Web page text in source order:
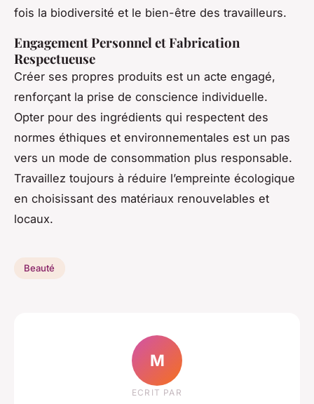
fois la biodiversité et le bien-être des travailleurs.
Engagement Personnel et Fabrication
Respectueuse
Créer ses propres produits est un acte engagé,
renforçant la prise de conscience individuelle.
Opter pour des ingrédients qui respectent des
normes éthiques et environnementales est un pas
vers un mode de consommation plus responsable.
Travaillez toujours à réduire l’empreinte écologique
en choisissant des matériaux renouvelables et
locaux.
Beauté
M
ECRIT PAR